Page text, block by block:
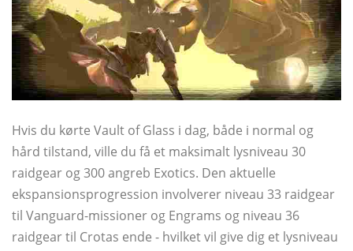
Hvis du kørte Vault of Glass i dag, både i normal og
hård tilstand, ville du få et maksimalt lysniveau 30
raidgear og 300 angreb Exotics. Den aktuelle
ekspansionsprogression involverer niveau 33 raidgear
til Vanguard-missioner og Engrams og niveau 36
raidgear til Crotas ende - hvilket vil give dig et lysniveau